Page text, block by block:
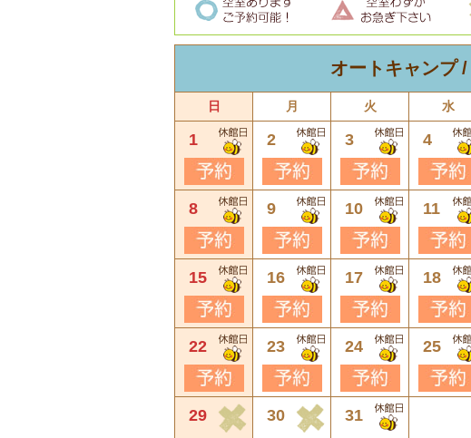
オートキャンプ
日 月 火 水
1 2 3 4
8 9 10 11
15 16 17 18
22 23 24 25
29 30 31